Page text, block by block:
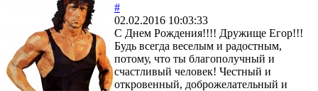
#
02.02.2016 10:03:33
С Днем Рождения!!!! Дружище Егор!!!
Будь всегда веселым и радостным,
потому, что ты благополучный и
счастливый человек! Честный и
откровенный, доброжелательный и